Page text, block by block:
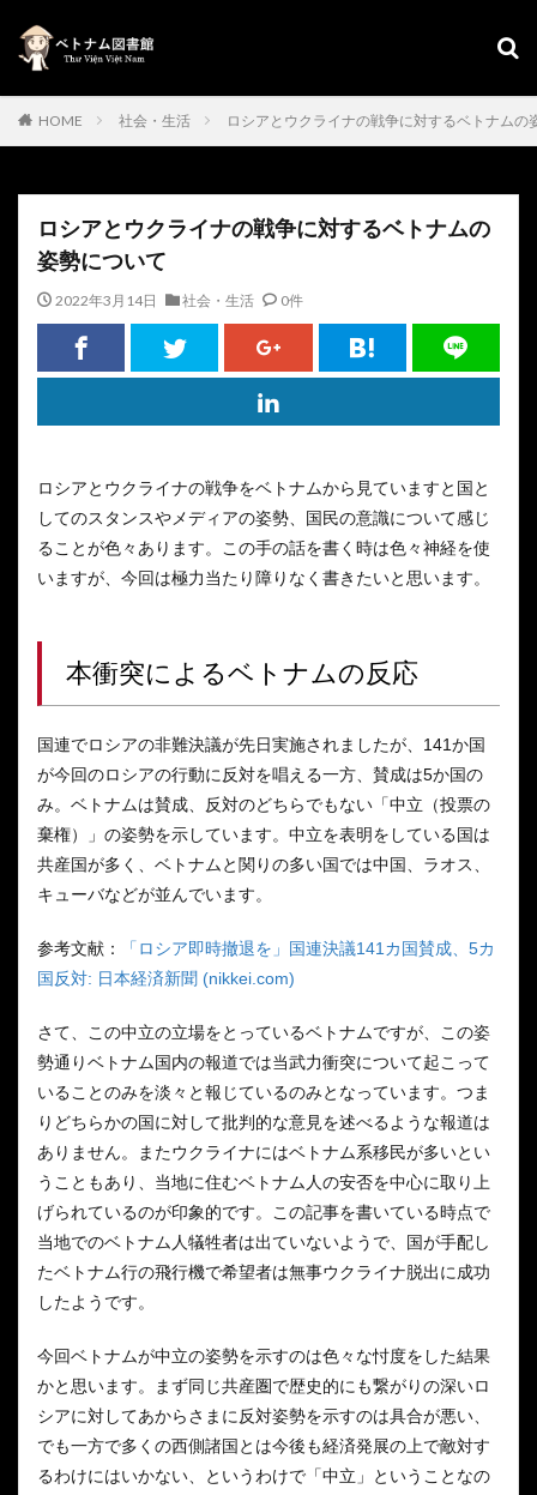
HOME 社会・生活 ロシアとウクライナの戦争に対するベトナムの
ロシアとウクライナの戦争に対するベトナムの
姿勢について
2022年3月14日 社会・生活 0件
ロシアとウクライナの戦争をベトナムから見ていますと国と
してのスタンスやメディアの姿勢、国民の意識について感じ
ることが色々あります。この手の話を書く時は色々神経を使
いますが、今回は極力当たり障りなく書きたいと思います。
本衝突によるベトナムの反応
国連でロシアの非難決議が先日実施されましたが、141か国
が今回のロシアの行動に反対を唱える一方、賛成は5か国の
み。ベトナムは賛成、反対のどちらでもない「中立（投票の
棄権）」の姿勢を示しています。中立を表明をしている国は
共産国が多く、ベトナムと関りの多い国では中国、ラオス、
キューバなどが並んでいます。
参考文献：
「ロシア即時撤退を」国連決議141カ国賛成、5カ
国反対: 日本経済新聞 (nikkei.com)
さて、この中立の立場をとっているベトナムですが、この姿
勢通りベトナム国内の報道では当武力衝突について起こって
いることのみを淡々と報じているのみとなっています。つま
りどちらかの国に対して批判的な意見を述べるような報道は
ありません。またウクライナにはベトナム系移民が多いとい
うこともあり、当地に住むベトナム人の安否を中心に取り上
げられているのが印象的です。この記事を書いている時点で
当地でのベトナム人犠牲者は出ていないようで、国が手配し
たベトナム行の飛行機で希望者は無事ウクライナ脱出に成功
したようです。
今回ベトナムが中立の姿勢を示すのは色々な忖度をした結果
かと思います。まず同じ共産圏で歴史的にも繋がりの深いロ
シアに対してあからさまに反対姿勢を示すのは具合が悪い、
でも一方で多くの西側諸国とは今後も経済発展の上で敵対す
るわけにはいかない、というわけで「中立」ということなの